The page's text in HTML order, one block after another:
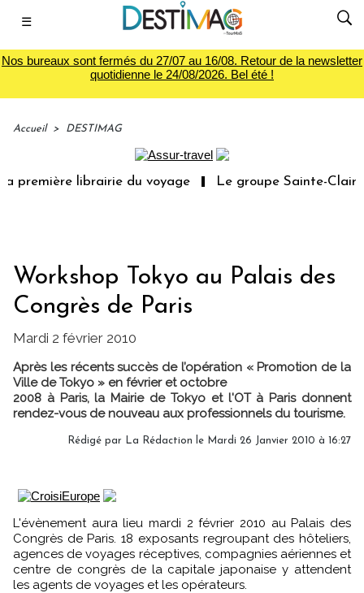
☰
Nos bureaux sont fermés du 27/07 au 16/08. Retour de la newsletter
quotidienne le 24/08/2026. Bel été !
Accueil > DESTIMAG
première librairie du voyage Le groupe Sainte-Claire
Workshop Tokyo au Palais des
Congrès de Paris
Mardi 2 février 2010
Après les récents succès de l’opération « Promotion de la
Ville de Tokyo » en février et octobre
2008 à Paris, la Mairie de Tokyo et l'OT à Paris donnent
rendez-vous de nouveau aux professionnels du tourisme.
Rédigé par La Rédaction le Mardi 26 Janvier 2010 à 16:27
L'évènement aura lieu mardi 2 février 2010 au Palais des
Congrès de Paris. 18 exposants regroupant des hôteliers,
agences de voyages réceptives, compagnies aériennes et
centre de congrès de la capitale japonaise y attendent
les agents de voyages et les opérateurs.